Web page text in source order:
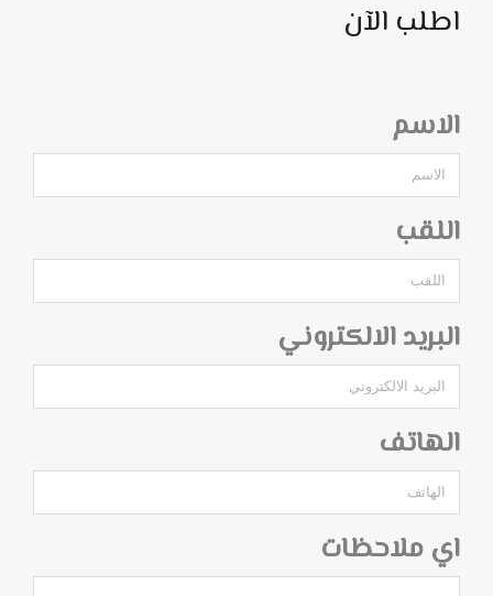
اطلب الآن
الاسم
اللقب
البريد الالكتروني
الهاتف
اي ملاحظات